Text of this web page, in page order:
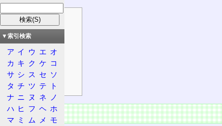
目次
概要
特徴
対応文字集合
文字
仕様
概要
▼索引検索
ア イ ウ エ オ
カ キ ク ケ コ
サ シ ス セ ソ
タ チ ツ テ
ト
ナ ニ ヌ ネ
ノ
ハ ヒ フ ヘ ホ
マ ミ ム メ
モ